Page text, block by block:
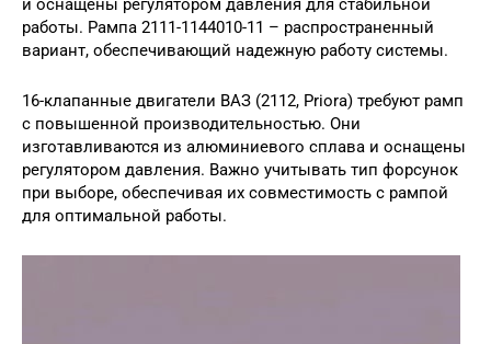
работы. Рампа 2111-1144010-11 – распространенный
вариант, обеспечивающий надежную работу системы.
16-клапанные двигатели ВАЗ (2112, Priora) требуют рамп
с повышенной производительностью. Они
изготавливаются из алюминиевого сплава и оснащены
регулятором давления. Важно учитывать тип форсунок
при выборе, обеспечивая их совместимость с рампой
для оптимальной работы.